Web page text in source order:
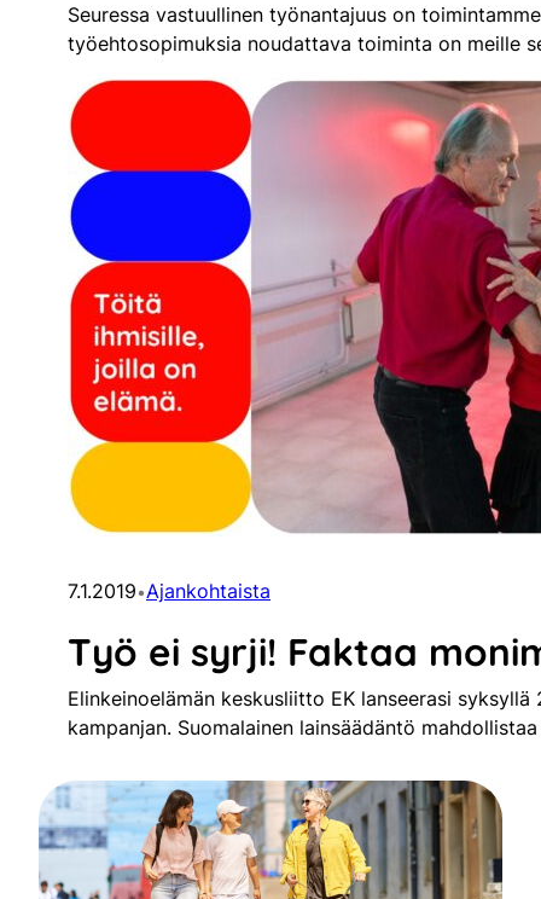
Seuressa vastuullinen työnantajuus on
työehtosopimuksia noudattava toiminta on meille
7.1.2019•Ajankohtaista
Työ ei syrji! Faktaa
Elinkeinoelämän keskusliitto EK lanseerasi
kampanjan. Suomalainen lainsäädäntö